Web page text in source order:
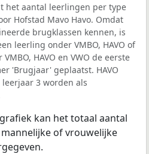
het aantal leerlingen per type
Hofstad Mavo Havo. Omdat
brugklassen kennen, is
leerling onder VMBO, HAVO of
HAVO en VWO de eerste
'Brugjaar' geplaatst. HAVO
3 worden als
kan het totaal aantal
of vrouwelijke